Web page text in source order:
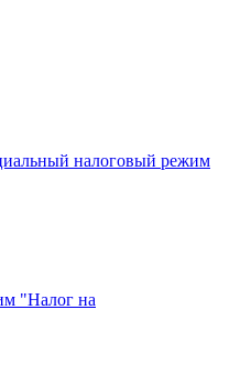
налоговый режим
"Налог на